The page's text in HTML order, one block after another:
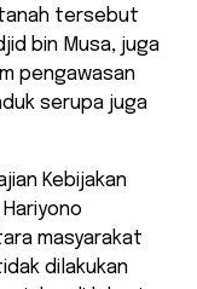
tersebut
bin Musa, juga
pengawasan
serupa juga
Kebijakan
Hariyono
masyarakat
dilakukan